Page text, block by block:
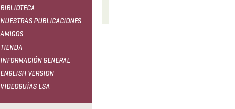
BIBLIOTECA
NUESTRAS PUBLICACIONES
AMIGOS
TIENDA
INFORMACIÓN GENERAL
ENGLISH VERSION
VIDEOGUÍAS LSA